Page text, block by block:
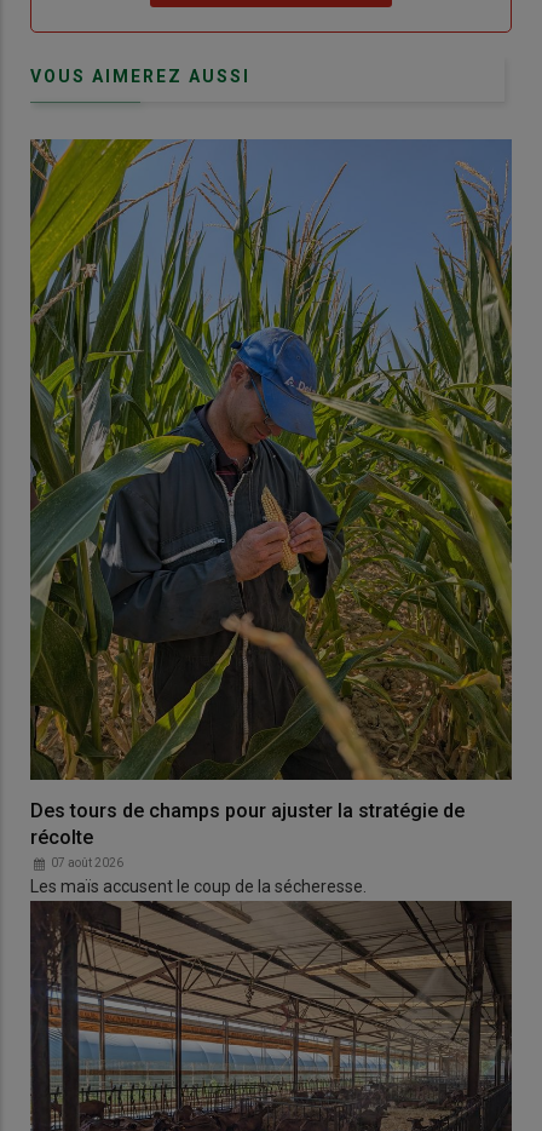
VOUS AIMEREZ AUSSI
Des tours de champs pour ajuster la stratégie de
récolte
07 août 2026
Les maïs accusent le coup de la sécheresse.